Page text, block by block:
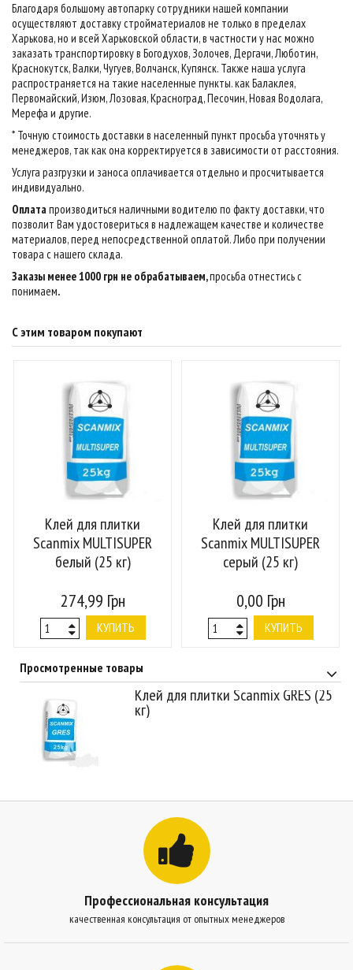
Благодаря большому автопарку сотрудники нашей компании
осуществляют доставку стройматериалов не только в пределах
Харькова, но и всей Харьковской области, в частности у нас можно
заказать транспортировку в Богодухов, Золочев, Дергачи, Люботин,
Краснокутск, Валки, Чугуев, Волчанск, Купянск. Также наша услуга
распространяется на такие населенные пункты. как Балаклея,
Первомайский, Изюм, Лозовая, Красноград, Песочин, Новая Водолага,
Мерефа и другие.
* Точную стоимость доставки в населенный пункт просьба уточнять у
менеджеров, так как она корректируется в зависимости от расстояния.
Услуга разгрузки и заноса оплачивается отдельно и просчитывается
индивидуально.
Оплатапроизводиться наличными водителю по факту доставки, что
позволит Вам удостовериться в надлежащем качестве и количестве
материалов, перед непосредственной оплатой. Либо при получении
товара с нашего склада.
Заказы менее 1000 грн не обрабатываем,просьба отнестись с
понимаем.
С этим товаром покупают
Клей для плитки
Scanmix MULTISUPER
белый (25 кг)
274,99 Грн
КУПИТЬ
Клей для плитки
Scanmix MULTISUPER
серый (25 кг)
0,00 Грн
КУПИТЬ
Просмотренные товары
Клей для плитки Scanmix GRES (25
кг)
Профессиональная консультация
качественная консультация от опытных менеджеров